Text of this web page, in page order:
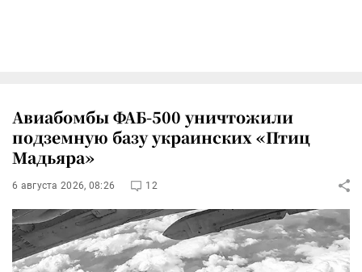
Авиабомбы ФАБ-500 уничтожили
подземную базу украинских «Птиц
Мадьяра»
6 августа 2026, 08:26 12